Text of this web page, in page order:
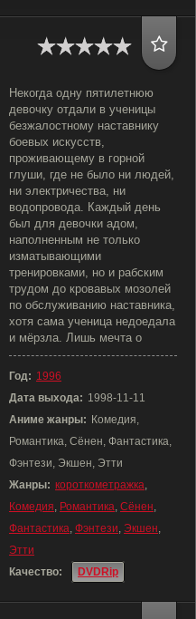
Некогда одну пятилетнюю
девочку отдали в ученицы
безжалостному наставнику
боевых искусств,
проживающему в горной
глуши, где не было ни людей,
ни электричества, ни
водопровода. Каждый день
был для девочки адом,
наполненным не только
изматывающими
тренировками, но и рабским
трудом до кровавых мозолей
по обслуживанию наставника,
хотя сама ученица недоедала
и мёрзла. Лишь мечта о
Год: 1996
Дата выхода: 1998-11-11
Аниме жанры: Комедия,
Романтика, Сёнен, Фантастика,
Фэнтези, Экшен, Этти
Жанры: короткометражка,
Комедия, Романтика, Сёнен,
Фантастика, Фэнтези, Экшен,
Этти
Качество:
DVDRip